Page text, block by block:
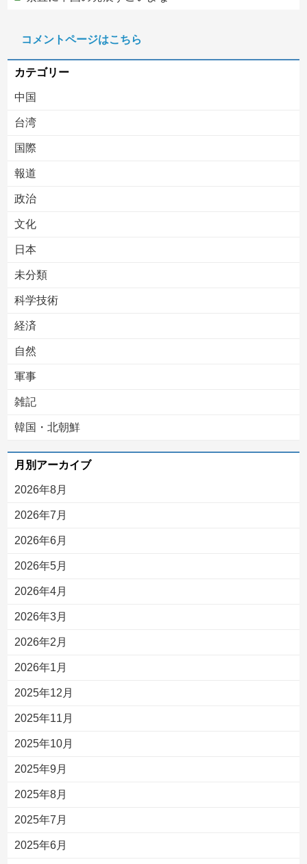
【悲報】クマ駆除で町役場に抗議電話殺到…職員「業務になりません」
コメントページはこちら
カテゴリー
中国
台湾
国際
報道
政治
文化
日本
未分類
科学技術
経済
自然
軍事
雑記
韓国・北朝鮮
月別アーカイブ
2026年8月
2026年7月
2026年6月
2026年5月
2026年4月
2026年3月
2026年2月
2026年1月
2025年12月
2025年11月
2025年10月
2025年9月
2025年8月
2025年7月
2025年6月